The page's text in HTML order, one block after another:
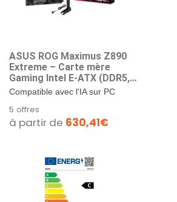
ASUS ROG Maximus Z890
Extreme – Carte mère
Gaming Intel E-ATX (DDR5,
24+2+1+2 DrMOS, PCIe 5.0, 6
x M.2, WiFi 7, Thunderbolt 5,
Aura Sync RGB)
Compatible avec l'IA sur PC
l'informatique de l'IA, avec la...
5 offres
à partir de 630,41€